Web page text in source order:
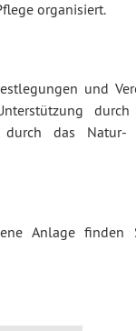
organisiert.
und
durch das Natur-
Anlage